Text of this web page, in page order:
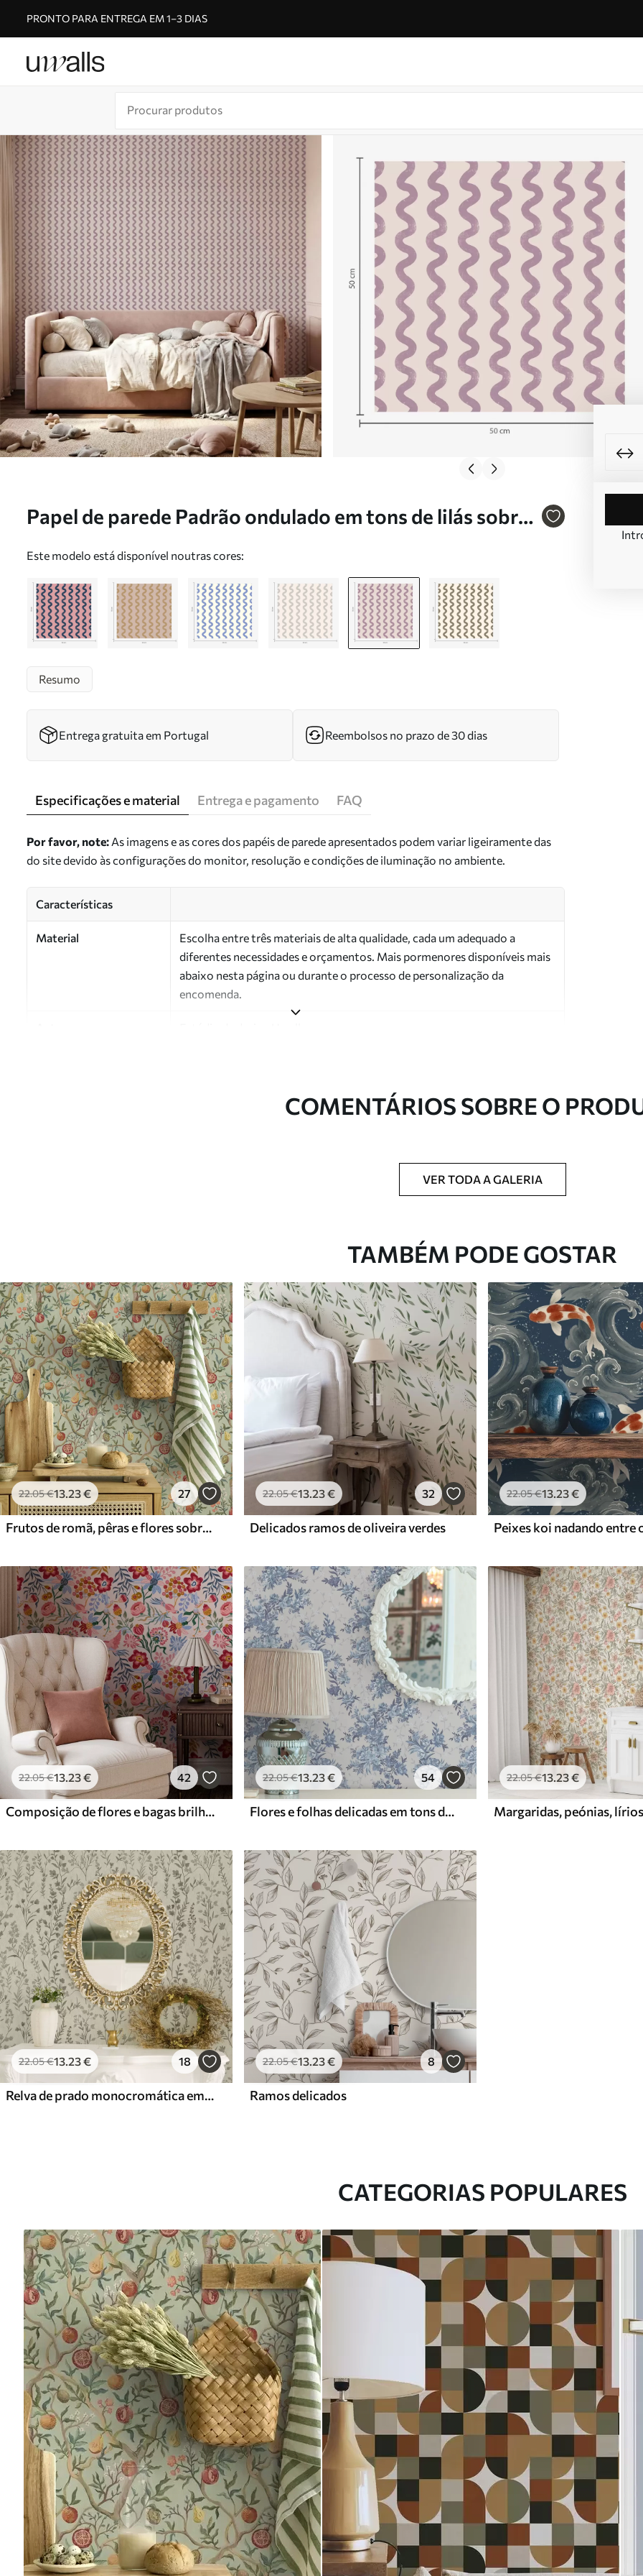
PRONTO PARA ENTREGA EM 1–3 DIAS
Papel de parede Padrão ondulado em tons de lilás sobre
Este modelo está disponível noutras cores:
Resumo
Entrega gratuita em Portugal Reembolsos no prazo de 30 dias
Especificações e material Entrega e pagamento FAQ
Por favor, note: As imagens e as cores dos papéis de parede apresentados podem variar ligeiramente das
do site devido às configurações do monitor, resolução e condições de iluminação no ambiente.
Características
Material
Escolha entre três materiais de alta qualidade, cada um adequado a
diferentes necessidades e orçamentos. Mais pormenores disponíveis mais
abaixo nesta página ou durante o processo de personalização da
encomenda.
Disponível com revestimento de verniz e/ou adesivo para papel de parede.
Pode ser limpo suavemente com uma esponja macia. Murais de parede
Materiais disponíveis
Standard
45.0027.00€/m²
Premium
56.67
Vinil Premium
65.0039 .00€/m²
COMENTÁRIOS SOBRE O
VER TODA A GALERIA
TAMBÉM PODE GOSTAR
22.05€13.23€ 27
Frutos de romã, pêras e flores sobre um fundo verde claro
22.05€13.23€ 32
Delicados ramos de oliveira verdes
22.05€13.23€
22.05€13.23€ 42
Composição de flores e bagas brilhantes com papagaios
22.05€13.23€ 54
Flores e folhas delicadas em tons de azul e azul sobre um fundo claro
22.05€13.23€
22.05€13.23€ 18
Relva de prado monocromática em estilo vintage
22.05€13.23€ 8
Ramos delicados
CATEGORIAS POPULARES